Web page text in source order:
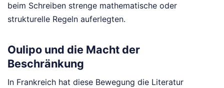
beim Schreiben strenge mathematische oder
strukturelle Regeln auferlegten.
Oulipo und die Macht der
Beschränkung
In Frankreich hat diese Bewegung die Literatur